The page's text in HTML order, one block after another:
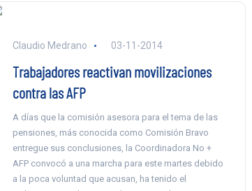
Claudio Medrano 03-11-2014
Trabajadores reactivan movilizaciones
contra las AFP
A días que la comisión asesora para el tema de las
pensiones, más conocida como Comisión Bravo
entregue sus conclusiones, la Coordinadora No +
AFP convocó a una marcha para este martes debido
a la poca voluntad que acusan, ha tenido el